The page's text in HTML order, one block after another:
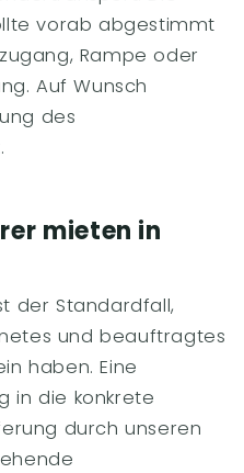
vorab abgestimmt
Rampe oder
Auf Wunsch
des
mieten in
der Standardfall,
und beauftragtes
haben. Eine
in die konkrete
durch unseren